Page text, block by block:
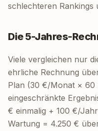
schlechteren
Die 5-Jahres-
Viele vergleichen nur
ehrliche Rechnung
Plan (30 €/Monat × 60
eingeschränkte
€ einmalig + 100 €/
Wartung = 4.250 €